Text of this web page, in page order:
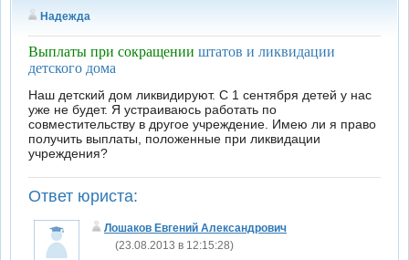
Надежда
Выплаты при сокращении штатов и ликвидации
детского дома
Наш детский дом ликвидируют. С 1 сентября детей у нас
уже не будет. Я устраиваюсь работать по
совместительству в другое учреждение. Имею ли я право
получить выплаты, положенные при ликвидации
учреждения?
Ответ юриста:
Лошаков Евгений Александрович
(23.08.2013 в 12:15:28)